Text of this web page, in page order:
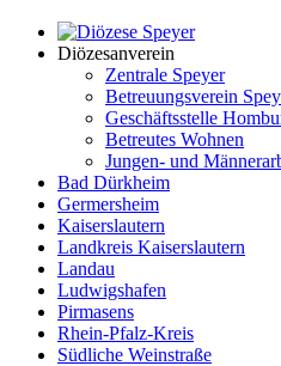
Diözesanverein
Zentrale Speyer
Betreuungsverein
Geschäftsstelle
Betreutes Wohnen
Jungen- und
Bad Dürkheim
Germersheim
Kaiserslautern
Landkreis Kaiserslautern
Landau
Ludwigshafen
Pirmasens
Rhein-Pfalz-Kreis
Südliche Weinstraße